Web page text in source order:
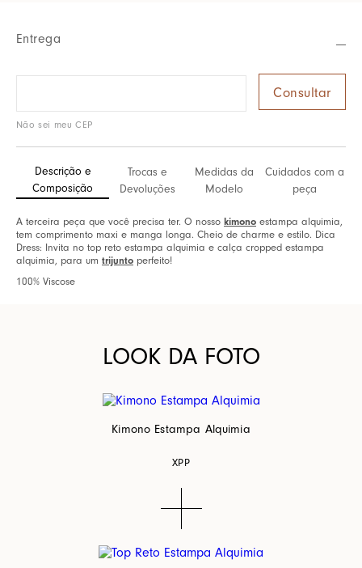
Entrega
Não sei meu CEP
Descrição e
Composição
Trocas e
Devoluções
Medidas da
Modelo
Cuidados com a
peça
A terceira peça que você precisa ter. O nosso kimono estampa alquimia,
tem comprimento maxi e manga longa. Cheio de charme e estilo. Dica
Dress: Invita no top reto estampa alquimia e calça cropped estampa
alquimia, para um trijunto perfeito!
100% Viscose
LOOK DA FOTO
Kimono Estampa Alquimia
XPP